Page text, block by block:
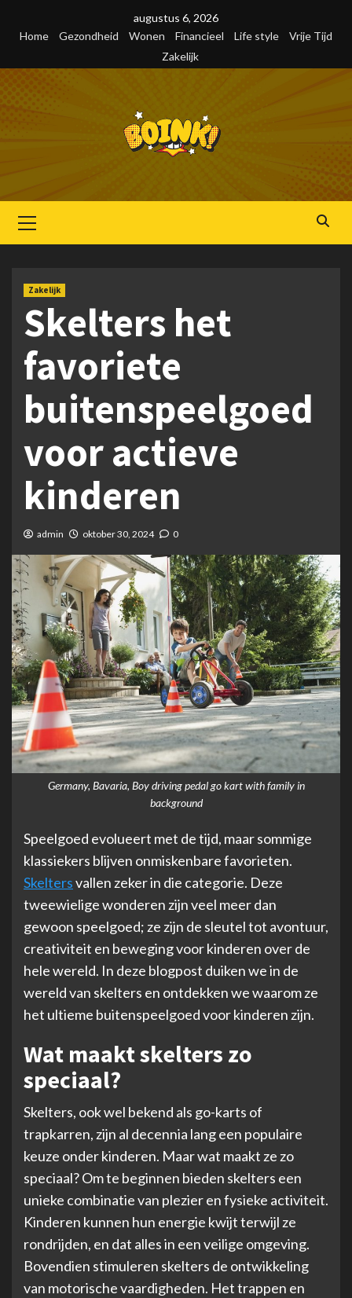
augustus 6, 2026
Home
Gezondheid Wonen Financieel Life style
Vrije Tijd
Zakelijk
menu
Zakelijk
Skelters het
favoriete
buitenspeelgoed
voor actieve
kinderen
admin oktober 30, 2024 0
Germany, Bavaria, Boy driving pedal go kart with family in
background
Speelgoed evolueert met de tijd, maar sommige
klassiekers blijven onmiskenbare favorieten.
Skeltersvallen zeker in die categorie. Deze
tweewielige wonderen zijn veel meer dan
gewoon speelgoed; ze zijn de sleutel tot avontuur,
creativiteit en beweging voor kinderen over de
hele wereld. In deze blogpost duiken we in de
wereld van skelters en ontdekken we waarom ze
het ultieme buitenspeelgoed voor kinderen zijn.
Wat maakt skelters zo
speciaal?
Skelters, ook wel bekend als go-karts of
trapkarren, zijn al decennia lang een populaire
keuze onder kinderen. Maar wat maakt ze zo
speciaal? Om te beginnen bieden skelters een
unieke combinatie van plezier en fysieke activiteit.
Kinderen kunnen hun energie kwijt terwijl ze
rondrijden, en dat alles in een veilige omgeving.
Bovendien stimuleren skelters de ontwikkeling
van motorische vaardigheden. Het trappen en